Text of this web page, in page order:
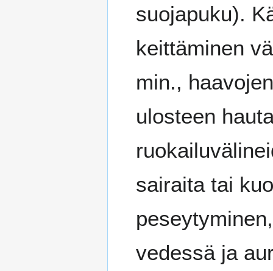
suojapuku).
keittäminen
min.,
ulosteen
sairaita tai
vedessä ja